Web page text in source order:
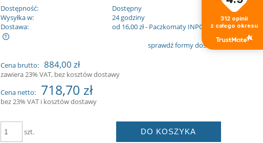
Dostępność:
Dostępny
Wysyłka w:
24 godziny
Dostawa:
od 16,00 zł- Paczkomaty INPOST
sprawdź formy dostawy
Cena brutto: 884,00 zł
zawiera 23% VAT, bez kosztów dostawy
Cena netto:
718,70 zł
bez 23% VAT i kosztów dostawy
szt. DO KOSZYKA
312 opinii
z całego okresu